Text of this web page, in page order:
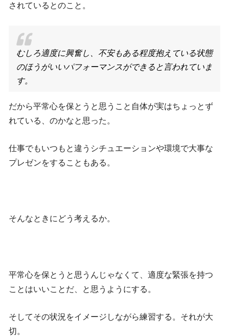
されているとのこと。
むしろ適度に興奮し、不安もある程度抱えている状態
のほうがいいパフォーマンスができると言われていま
す。
だから平常心を保とうと思うこと自体が実はちょっとず
れている、のかなと思った。
仕事でもいつもと違うシチュエーションや環境で大事な
プレゼンをすることもある。
そんなときにどう考えるか。
平常心を保とうと思うんじゃなくて、適度な緊張を持つ
ことはいいことだ、と思うようにする。
そしてその状況をイメージしながら練習する。それが大
切。